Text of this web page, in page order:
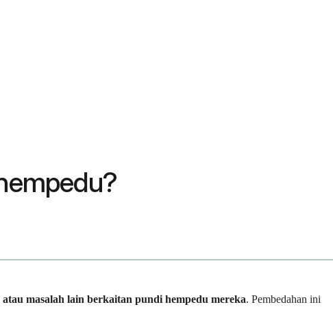
masalah lain berkaitan pundi hempedu mereka. Pembedahan ini